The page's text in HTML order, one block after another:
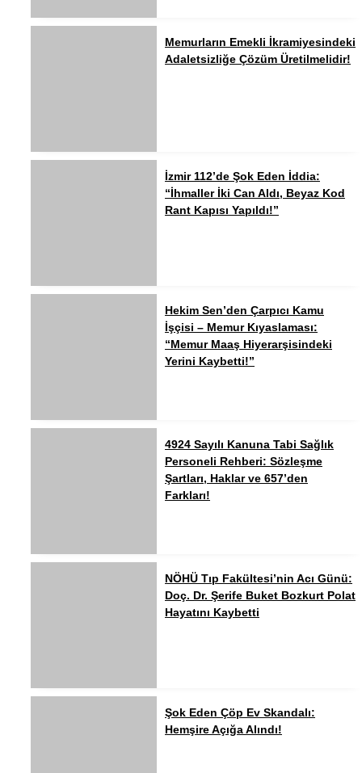
Memurların Emekli İkramiyesindeki
Adaletsizliğe Çözüm Üretilmelidir!
İzmir 112’de Şok Eden İddia:
“İhmaller İki Can Aldı, Beyaz Kod
Rant Kapısı Yapıldı!”
Hekim Sen’den Çarpıcı Kamu
İşçisi – Memur Kıyaslaması:
“Memur Maaş Hiyerarşisindeki
Yerini Kaybetti!”
4924 Sayılı Kanuna Tabi Sağlık
Personeli Rehberi: Sözleşme
Şartları, Haklar ve 657’den
Farkları!
NÖHÜ Tıp Fakültesi’nin Acı Günü:
Doç. Dr. Şerife Buket Bozkurt Polat
Hayatını Kaybetti
Şok Eden Çöp Ev Skandalı:
Hemşire Açığa Alındı!